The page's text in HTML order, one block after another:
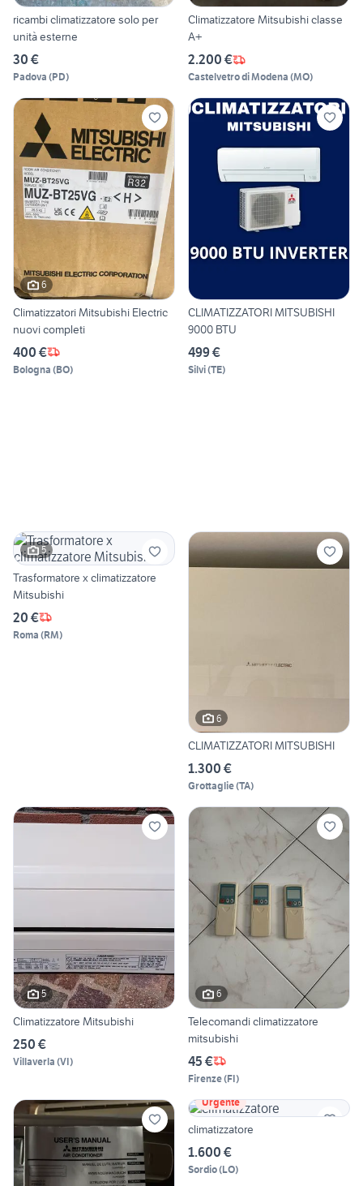
ricambi climatizzatore solo per
unità esterne
30 €
Padova (PD)
Climatizzatore Mitsubishi classe
A+
2.200 €
Castelvetro di Modena (MO)
6
Climatizzatori Mitsubishi Electric
nuovi completi
400 €
Bologna (BO)
CLIMATIZZATORI MITSUBISHI
9000 BTU
499 €
Silvi(TE)
5
Trasformatore x climatizzatore
Mitsubishi
20 €
Roma (RM)
6
CLIMATIZZATORI MITSUBISHI
1.300 €
Grottaglie(TA)
5
Climatizzatore Mitsubishi
250 €
Villaverla (VI)
6
Telecomandi climatizzatore
mitsubishi
45 €
Firenze(FI)
Urgente
climatizzatore
1.600 €
Sordio(LO)